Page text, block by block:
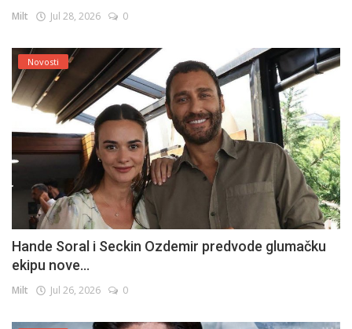
Milt Jul 28, 2026 0
Novosti
Hande Soral i Seckin Ozdemir predvode glumačku
ekipu nove...
Milt Jul 26, 2026 0